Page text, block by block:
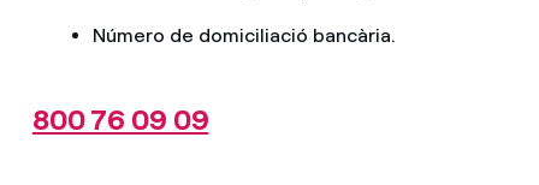
Número de domiciliació bancària.
800 76 09 09